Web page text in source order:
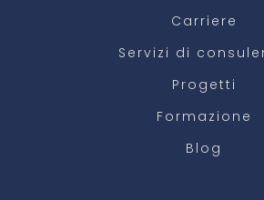
Carriere
Servizi di
Progetti
Formazione
Blog